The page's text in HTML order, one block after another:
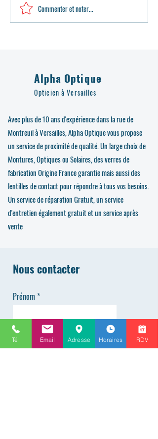
Alpha Optique Versailles
s’engage aux côtés de Medico
Commenter et noter...
Alpha Optique
Opticien à Versailles
Avec plus de 10 ans d'expérience dans la rue de
Montreuil à Versailles, Alpha Optique vous propose
un service de proximité de qualité. Un large choix de
Montures, Optiques ou Solaires, des verres de
fabrication Origine France garantie mais aussi des
lentilles de contact pour répondre à tous vos besoins.
Un service de réparation Gratuit, un service
d'entretien également gratuit et un service après
vente
Nous contacter
Prénom
Nom de famille
Tél Email Adresse Horaires RDV